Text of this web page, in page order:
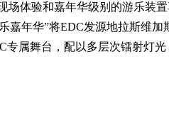
场体验和嘉年华级别的游乐装
嘉年华”将EDC发源地拉斯维
专属舞台，配以多层次镭射灯